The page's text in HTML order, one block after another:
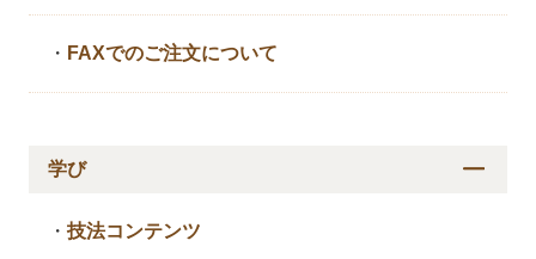
・ FAXでのご注文について
学び
・技法コンテンツ